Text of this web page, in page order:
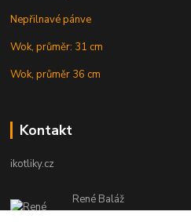
Nepřilnavé pánve
Wok, průměr: 31 cm
Wok, průměr 36 cm
Kontakt
ikotliky.cz
René Baláž
Eshop: +421 902